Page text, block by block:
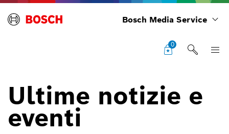
Bosch Media Service
0
Ultime notizie e
eventi